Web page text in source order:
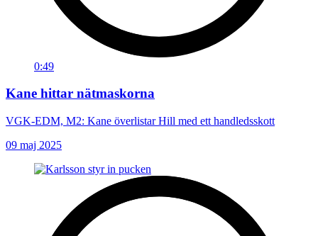
0:49
Kane hittar nätmaskorna
VGK-EDM, M2: Kane överlistar Hill med ett handledsskott
09 maj 2025